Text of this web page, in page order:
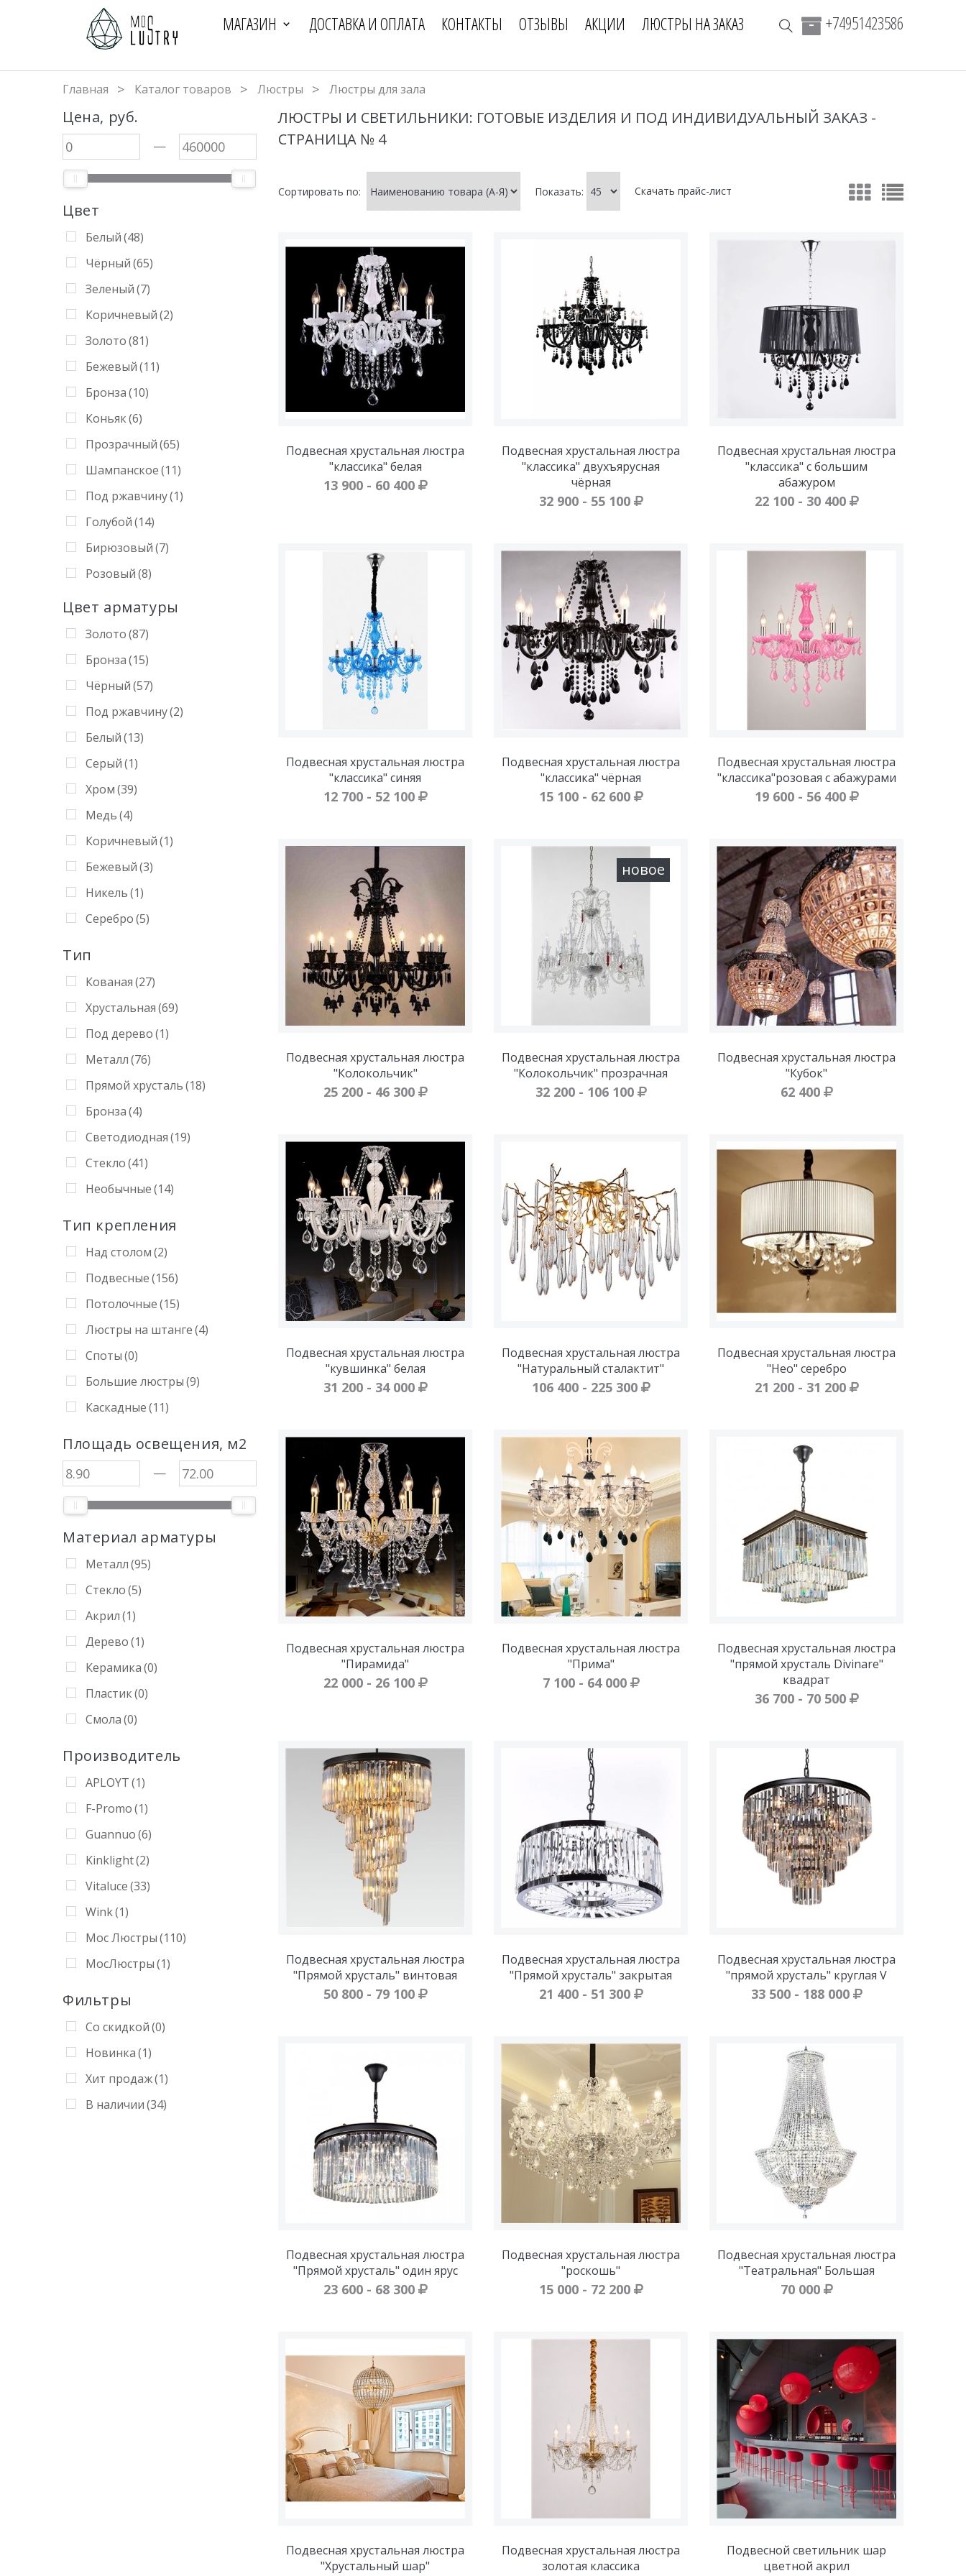
МАГАЗИН ДОСТАВКА И ОПЛАТА КОНТАКТЫ ОТЗЫВЫ АКЦИИ ЛЮСТРЫ НА ЗАКАЗ +74951423586
Главная Каталог товаров Люстры Люстры для зала
Цена, руб.
—
Цвет
Белый(48)
Чёрный(65)
Зеленый(7)
Коричневый(2)
Золото(81)
Бежевый(11)
Бронза(10)
Коньяк(6)
Прозрачный(65)
Шампанское(11)
Под ржавчину(1)
Голубой(14)
Бирюзовый(7)
Розовый(8)
(14)
Красный
(19)
(10)
Дымчатый
Перламутровый
Цвет арматуры
Золото(87)
Бронза(15)
Чёрный(57)
Под ржавчину(2)
Белый(13)
Серый(1)
Хром(39)
Медь(4)
Коричневый(1)
Бежевый(3)
Никель(1)
Серебро(5)
Тип
Кованая(27)
Хрустальная(69)
Под дерево(1)
Металл(76)
Прямой хрусталь(18)
Бронза(4)
Светодиодная(19)
Стекло(41)
Необычные(14)
Тип крепления
Над столом(2)
Подвесные(156)
Потолочные(15)
Люстры на штанге(4)
Споты(0)
Большие люстры(9)
Каскадные(11)
Площадь освещения, м2
—
Материал арматуры
Металл(95)
Стекло(5)
Акрил(1)
Дерево(1)
Керамика(0)
Пластик(0)
Смола(0)
Производитель
APLOYT(1)
F-Promo(1)
Guannuo(6)
Kinklight(2)
Vitaluce(33)
Wink(1)
Мос Люстры(110)
МосЛюстры(1)
Фильтры
Со скидкой(0)
Новинка(1)
Хит продаж(1)
В наличии(34)
ЛЮСТРЫ И СВЕТИЛЬНИКИ: ГОТОВЫЕ ИЗДЕЛИЯ И ПОД ИНДИВИДУАЛЬНЫЙ ЗАКАЗ -
СТРАНИЦА № 4
Сортировать по: Показать: Скачать прайс-лист
Подвесная хрустальная люстра
"классика" белая
13 900 - 60 400
Подвесная хрустальная люстра
"классика" двухъярусная
чёрная
32 900 - 55 100
Подвесная хрустальная люстра
"классика" с большим
абажуром
22 100 - 30 400
Подвесная хрустальная люстра
"классика" синяя
12 700 - 52 100
Подвесная хрустальная люстра
"классика" чёрная
15 100 - 62 600
Подвесная хрустальная люстра
"классика"розовая с абажурами
19 600 - 56 400
Подвесная хрустальная люстра
"Колокольчик"
25 200 - 46 300
новое
Подвесная хрустальная люстра
"Колокольчик" прозрачная
32 200 - 106 100
Подвесная хрустальная люстра
"Кубок"
62 400
Подвесная хрустальная люстра
"кувшинка" белая
31 200 - 34 000
Подвесная хрустальная люстра
"Натуральный сталактит"
106 400 - 225 300
Подвесная хрустальная люстра
"Нео" серебро
21 200 - 31 200
Подвесная хрустальная люстра
"Пирамида"
22 000 - 26 100
Подвесная хрустальная люстра
"Прима"
7 100 - 64 000
Подвесная хрустальная люстра
"прямой хрусталь Divinare"
квадрат
36 700 - 70 500
Подвесная хрустальная люстра
"Прямой хрусталь" винтовая
50 800 - 79 100
Подвесная хрустальная люстра
"Прямой хрусталь" закрытая
21 400 - 51 300
Подвесная хрустальная люстра
"прямой хрусталь" круглая V
33 500 - 188 000
Подвесная хрустальная люстра
"Прямой хрусталь" один ярус
23 600 - 68 300
Подвесная хрустальная люстра
"роскошь"
15 000 - 72 200
Подвесная хрустальная люстра
"Театральная" Большая
70 000
Подвесная хрустальная люстра
"Хрустальный шар"
Подвесная хрустальная люстра
золотая классика
Подвесной светильник шар
цветной акрил